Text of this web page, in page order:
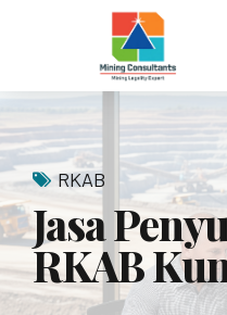
RKAB
Jasa
RKAB